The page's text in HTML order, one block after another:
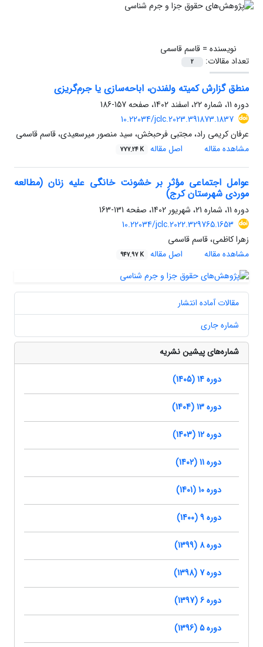
نویسنده =قاسم قاسمی
تعداد مقالات:
2
منطق گزارش کمیته ولفندن، اباحه‌سازی یا جرم‌گریزی
دوره 11، شماره 22، اسفند 1402، صفحه
157-186
10.22034/jclc.2023.391873.1837
عرفان کریمی راد، مجتبی فرحبخش، سید منصور میرسعیدی، قاسم قاسمی
مشاهده مقاله
اصل مقاله 777.24 K
عوامل اجتماعی مؤثر بر خشونت خانگی علیه زنان (مطالعه
موردی شهرستان کرج)
دوره 11، شماره 21، شهریور 1402، صفحه
131-163
10.22034/jclc.2022.329765.1653
زهرا کاظمی، قاسم قاسمی
مشاهده مقاله
اصل مقاله 947.97 K
مقالات آماده انتشار
شماره جاری
شماره‌های پیشین نشریه
دوره 14 (1405)
دوره 13 (1404)
دوره 12 (1403)
دوره 11 (1402)
دوره 10 (1401)
دوره 9 (1400)
دوره 8 (1399)
دوره 7 (1398)
دوره 6 (1397)
دوره 5 (1396)